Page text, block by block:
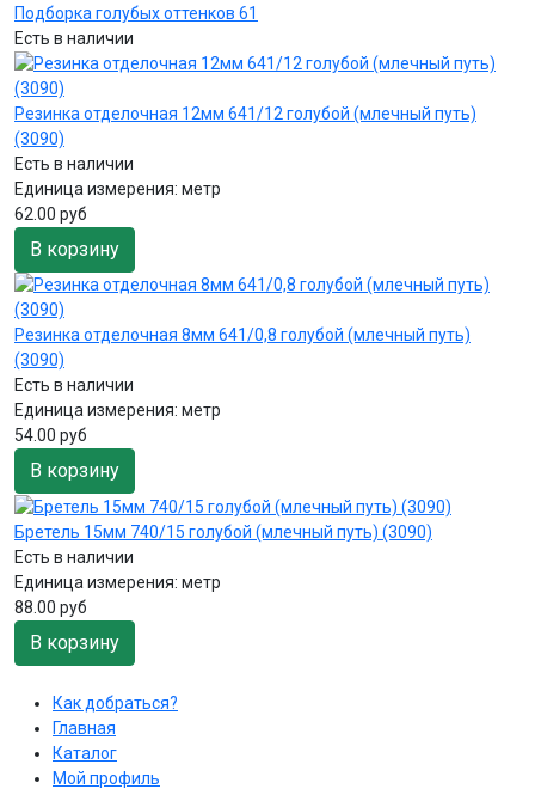
Подборка голубых оттенков 61
Есть в наличии
Резинка отделочная 12мм 641/12 голубой (млечный путь)
(3090)
Есть в наличии
Единица измерения: метр
62.00 руб
В корзину
Резинка отделочная 8мм 641/0,8 голубой (млечный путь)
(3090)
Есть в наличии
Единица измерения: метр
54.00 руб
В корзину
Бретель 15мм 740/15 голубой (млечный путь) (3090)
Есть в наличии
Единица измерения: метр
88.00 руб
В корзину
Как добраться?
Главная
Каталог
Мой профиль